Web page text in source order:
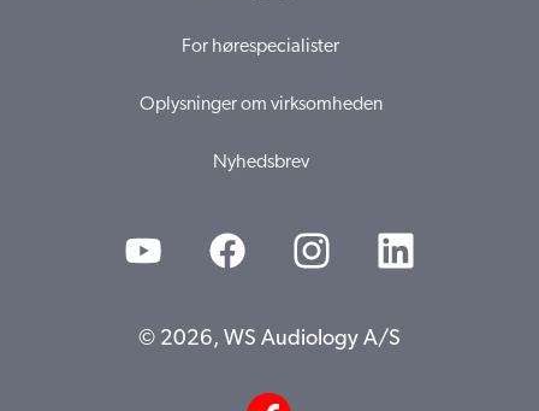
For hørespecialister
Oplysninger om virksomheden
Nyhedsbrev
© 2026, WS Audiology A/S